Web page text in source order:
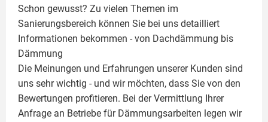
Schon gewusst? Zu vielen Themen im
Sanierungsbereich können Sie bei uns detailliert
Informationen bekommen - von Dachdämmung bis
Dämmung
Die Meinungen und Erfahrungen unserer Kunden sind
uns sehr wichtig - und wir möchten, dass Sie von den
Bewertungen profitieren. Bei der Vermittlung Ihrer
Anfrage an Betriebe für Dämmungsarbeiten legen wir